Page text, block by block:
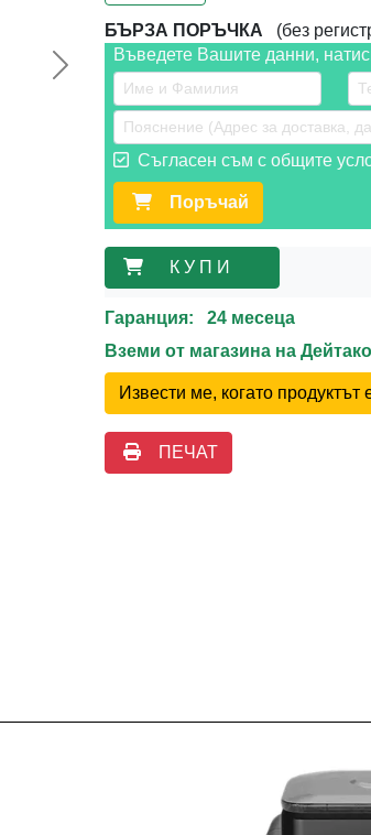
Следваща >>
БЪРЗА ПОРЪЧКА (без
Въведете Вашите данни,
Съгласен съм с общите
Поръчай
К У П И
Гаранция: 24 месеца
Вземи от магазина на
Извести ме, когато
ПЕЧАТ